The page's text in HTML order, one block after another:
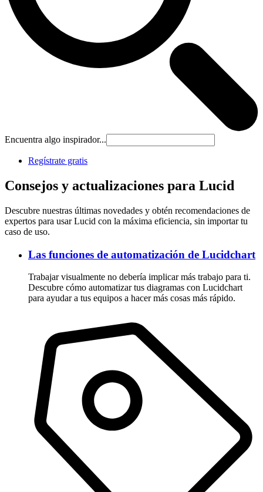
Encuentra algo inspirador...
Regístrate gratis
Consejos y actualizaciones para Lucid
Descubre nuestras últimas novedades y obtén recomendaciones de
expertos para usar Lucid con la máxima eficiencia, sin importar tu
caso de uso.
Las funciones de automatización de Lucidchart
Trabajar visualmente no debería implicar más trabajo para ti.
Descubre cómo automatizar tus diagramas con Lucidchart
para ayudar a tus equipos a hacer más cosas más rápido.